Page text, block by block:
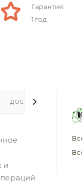
Гарантия
1 год
ДОСТАВКА
и